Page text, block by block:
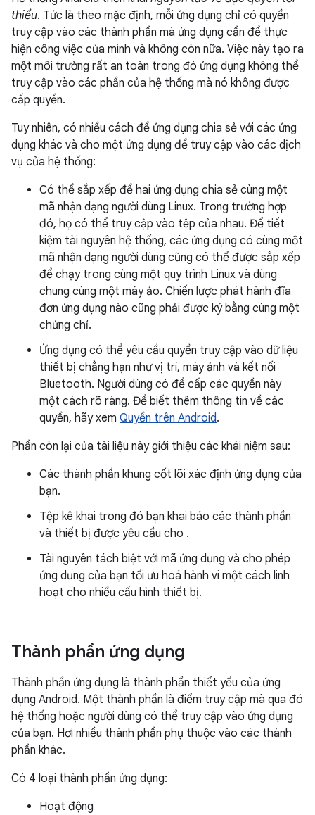
thiểu. Tức là theo mặc định, mỗi ứng dụng chỉ có quyền
truy cập vào các thành phần mà ứng dụng cần để thực
hiện công việc của mình và không còn nữa. Việc này tạo ra
một môi trường rất an toàn trong đó ứng dụng không thể
truy cập vào các phần của hệ thống mà nó không được
cấp quyền.
Tuy nhiên, có nhiều cách để ứng dụng chia sẻ với các ứng
dụng khác và cho một ứng dụng để truy cập vào các dịch
vụ của hệ thống:
Có thể sắp xếp để hai ứng dụng chia sẻ cùng một
mã nhận dạng người dùng Linux. Trong trường hợp
đó, họ có thể truy cập vào tệp của nhau. Để tiết
kiệm tài nguyên hệ thống, các ứng dụng có cùng một
mã nhận dạng người dùng cũng có thể được sắp xếp
để chạy trong cùng một quy trình Linux và dùng
chung cùng một máy ảo. Chiến lược phát hành đĩa
đơn ứng dụng nào cũng phải được ký bằng cùng một
chứng chỉ.
Ứng dụng có thể yêu cầu quyền truy cập vào dữ liệu
thiết bị chẳng hạn như vị trí, máy ảnh và kết nối
Bluetooth. Người dùng có để cấp các quyền này
một cách rõ ràng. Để biết thêm thông tin về các
quyền, hãy xem Quyền trên Android.
Phần còn lại của tài liệu này giới thiệu các khái niệm sau:
Các thành phần khung cốt lõi xác định ứng dụng của
bạn.
Tệp kê khai trong đó bạn khai báo các thành phần
và thiết bị được yêu cầu cho .
Tài nguyên tách biệt với mã ứng dụng và cho phép
ứng dụng của bạn tối ưu hoá hành vi một cách linh
hoạt cho nhiều cấu hình thiết bị.
Thành phần ứng dụng
Thành phần ứng dụng là thành phần thiết yếu của ứng
dụng Android. Một thành phần là điểm truy cập mà qua đó
hệ thống hoặc người dùng có thể truy cập vào ứng dụng
của bạn. Hơi nhiều thành phần phụ thuộc vào các thành
phần khác.
Có 4 loại thành phần ứng dụng:
Hoạt động